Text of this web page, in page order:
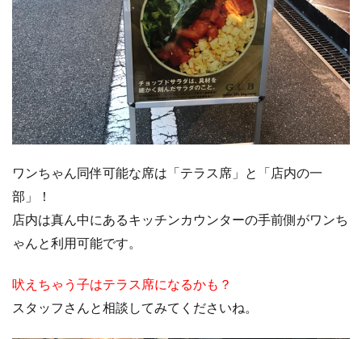
ワンちゃん同伴可能な席は「テラス席」と「店内の一
部」！
店内は真ん中にあるキッチンカウンターの手前側がワンち
ゃんと利用可能です。
吠えちゃう子はテラス席になるかも？
スタッフさんと相談してみてくださいね。